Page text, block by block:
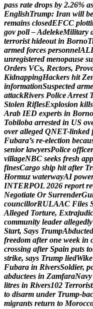
pass rate drops by 2.26% as
EnglishTrump: Iran will be
remains closedEFCC plotti
gov poll –AdelekeMilitary
terrorist hideout in BornoT
armed forces personnelAL
unregistered menopause su
Orders VCs, Rectors, Prov
KidnappingHackers hit Ze
informationSuspected arme
attackRivers PoliceArrest
Stolen RiflesExplosion kills
Arab IED experts in Borno
Tobiloba arrested in US ov
over alleged QNET-linked
Fubara’s re-election becau
senior lawyersPolice officer
villageNBC seeks fresh app
finesCargo ship hit after Tr
Hormuz waterwayAI powe
INTERPOL 2026 report re
Negotiate Or SurrenderGu
councillorRULAAC Files
Alleged Torture, Extrajudic
community leader allegedly
Start, Says TrumpAbducted
freedom after one week in
crossing after Spain puts to
strike, says Trump liedWike
Fubara in RiversSoldier, p
abductees in ZamfaraNavy
litres in Rivers102 Terrorist
to disarm under Trump-bac
migrants return to Morocc